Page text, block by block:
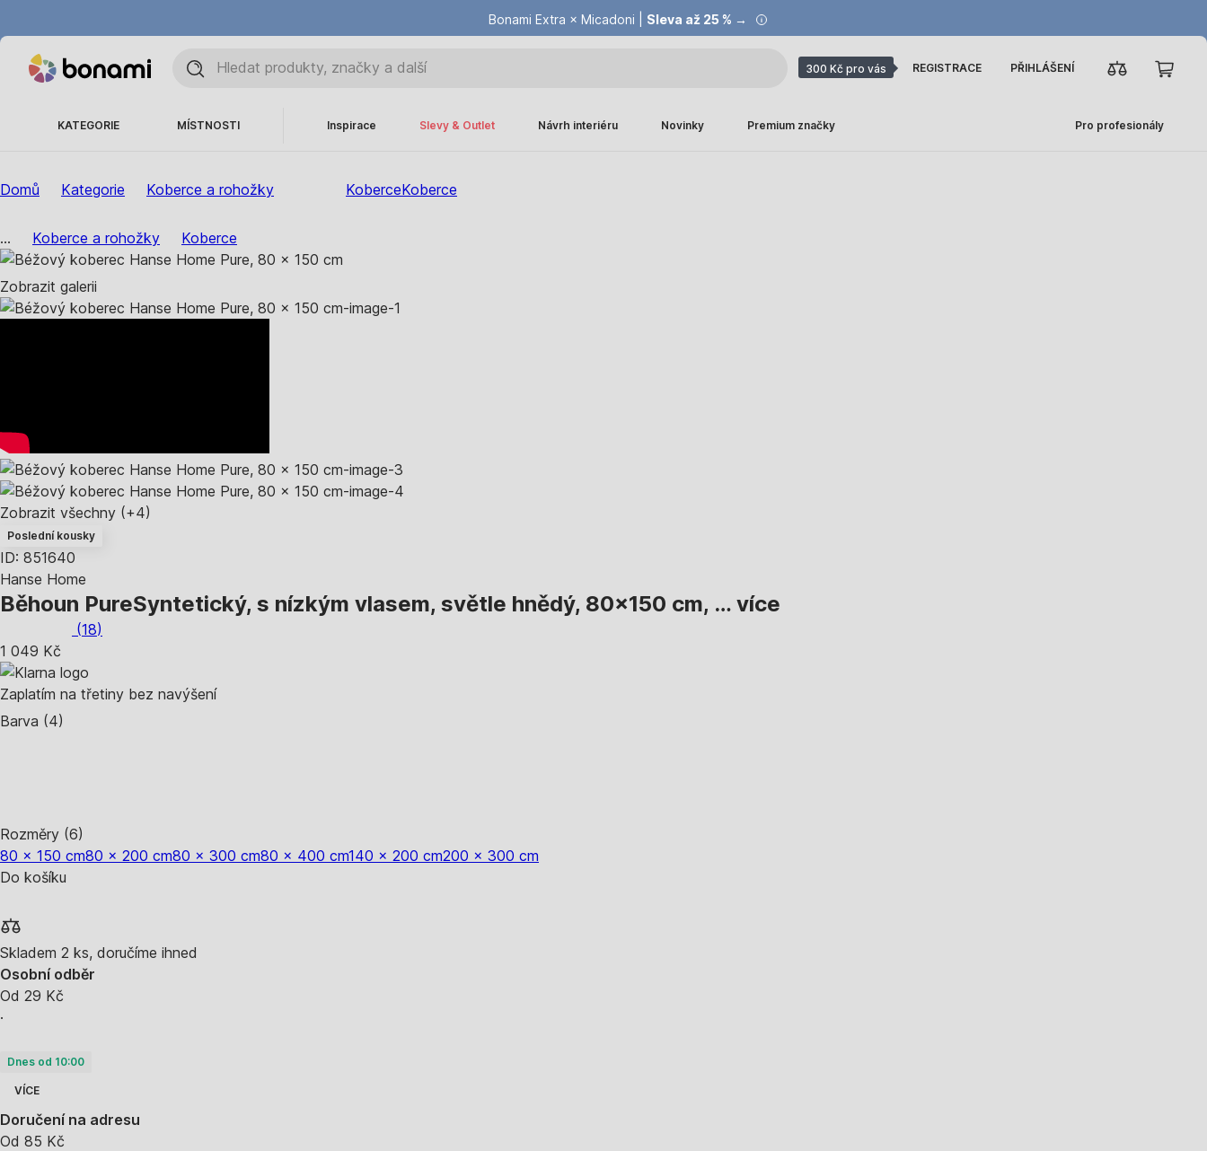
Bonami Extra × Micadoni | Sleva až 25 % →
Summer Sale |Ušetřete až 40 % →
300 Kč pro vás REGISTRACE PŘIHLÁŠENÍ
KATEGORIE MÍSTNOSTI Inspirace Slevy & Outlet Návrh interiéru Novinky Premium značky Pro profesionály
Domů Kategorie Koberce a rohožky KoberceKoberce
... Koberce a rohožky Koberce
Zobrazit galerii
Zobrazit všechny (+4)
Poslední kousky
ID: 851640
Hanse Home
Běhoun PureSyntetický, s nízkým vlasem, světle hnědý, 80x150 cm, … více
(18)
1 049 Kč
Zaplatím na třetiny bez navýšení
Barva (4)
Rozměry (6)
80 x 150 cm80 x 200 cm80 x 300 cm80 x 400 cm140 x 200 cm200 x 300 cm
Do košíku
Skladem 2 ks, doručíme ihned
Osobní odběr
Od 29 Kč
·
Dnes od 10:00
VÍCE
Doručení na adresu
Od 85 Kč